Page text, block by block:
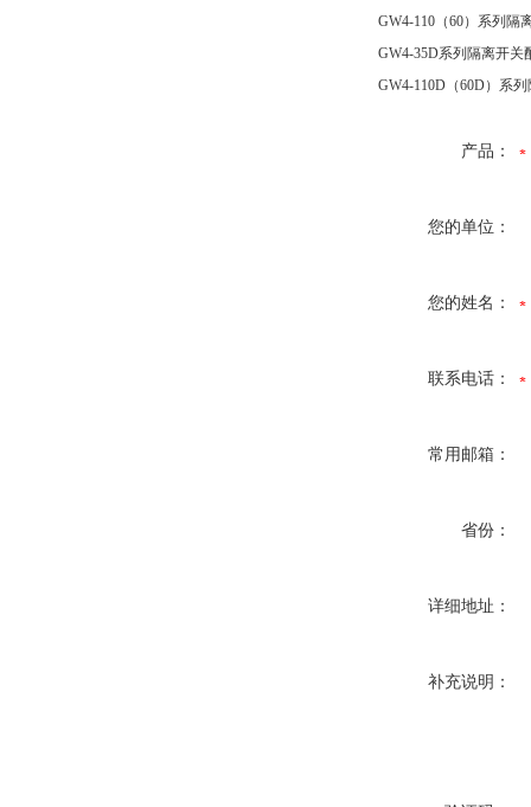
GW4-110（60）系列隔离
GW4-35D系列隔离开关
GW4-110D（60D）系列
产品：
您的单位：
您的姓名：
联系电话：
常用邮箱：
省份：
详细地址：
补充说明：